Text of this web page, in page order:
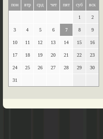
пон втр срд чет пят суб вск
1 2
3 4 5 6 7 8 9
10 11 12 13 14 15 16
17 18 19 20 21 22 23
24 25 26 27 28 29 30
31